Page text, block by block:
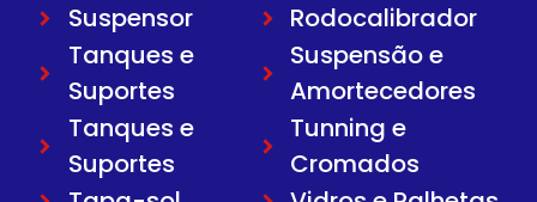
Suspensor
Tanques e
Suportes
Tanques e
Suportes
Rodocalibrador
Suspensão e
Amortecedores
Tunning e
Cromados